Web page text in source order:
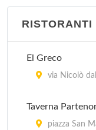
RISTORANTI
El Greco
via Nicolò
Taverna
piazza San